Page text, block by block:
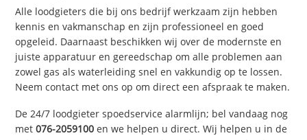
Alle loodgieters die bij ons bedrijf werkzaam zijn hebben
kennis en vakmanschap en zijn professioneel en goed
opgeleid. Daarnaast beschikken wij over de modernste en
juiste apparatuur en gereedschap om alle problemen aan
zowel gas als waterleiding snel en vakkundig op te lossen.
Neem contact met ons op om direct een afspraak te maken.
De 24/7 loodgieter spoedservice alarmlijn; bel vandaag nog
met076-2059100 en we helpen u direct. Wij helpen u in de